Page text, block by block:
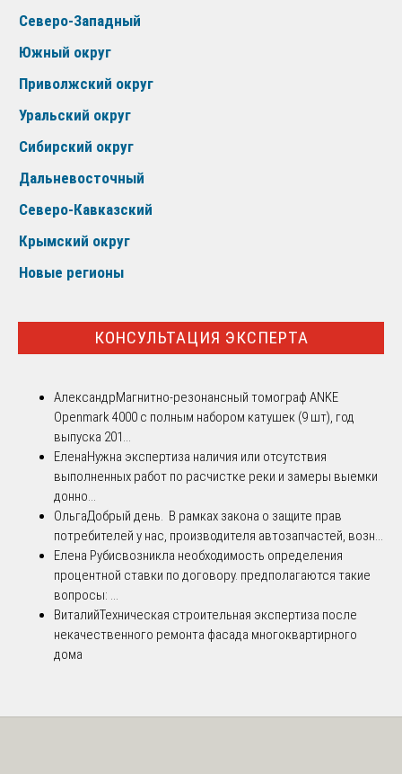
Северо-Западный
Южный округ
Приволжский округ
Уральский округ
Сибирский округ
Дальневосточный
Северо-Кавказский
Крымский округ
Новые регионы
КОНСУЛЬТАЦИЯ ЭКСПЕРТА
АлександрМагнитно-резонансный томограф ANKE
Openmark 4000 с полным набором катушек (9 шт), год
выпуска 201...
ЕленаНужна экспертиза наличия или отсутствия
выполненных работ по расчистке реки и замеры выемки
донно...
ОльгаДобрый день. В рамках закона о защите прав
потребителей у нас, производителя автозапчастей, возн...
Елена Рубисвозникла необходимость определения
процентной ставки по договору. предполагаются такие
вопросы: ...
ВиталийТехническая строительная экспертиза после
некачественного ремонта фасада многоквартирного
дома